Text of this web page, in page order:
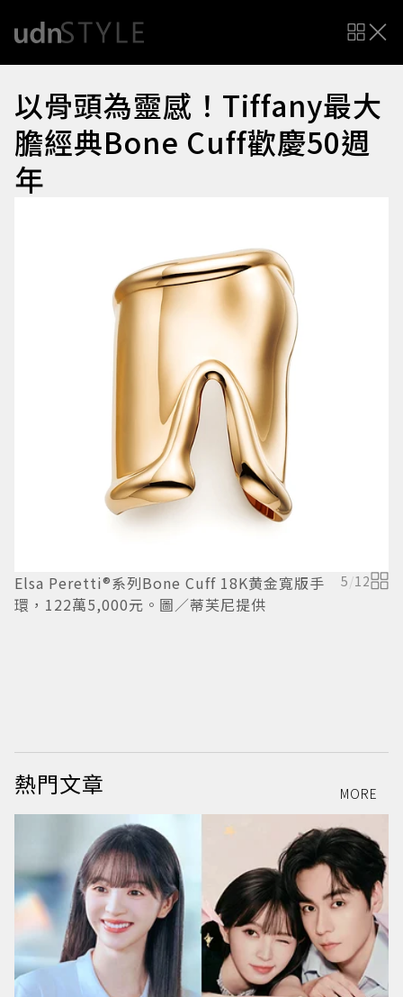
以骨頭為靈感！Tiffany最大
膽經典Bone Cuff歡慶50週
年
Elsa Peretti®系列Bone Cuff 18K黄金寬版手
環，122萬5,000元。圖／蒂芙尼提供
5/12
熱門文章 MORE